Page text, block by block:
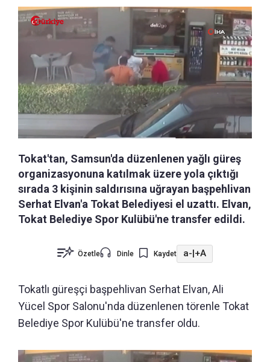
Tokat'tan, Samsun'da düzenlenen yağlı güreş
organizasyonuna katılmak üzere yola çıktığı
sırada 3 kişinin saldırısına uğrayan başpehlivan
Serhat Elvan'a Tokat Belediyesi el uzattı. Elvan,
Tokat Belediye Spor Kulübü'ne transfer edildi.
Özetle Dinle Kaydet a-|+A
Tokatlı güreşçi başpehlivan Serhat Elvan, Ali
Yücel Spor Salonu'nda düzenlenen törenle Tokat
Belediye Spor Kulübü'ne transfer oldu.